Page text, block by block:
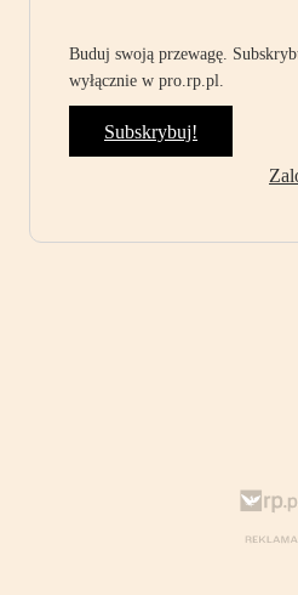
Buduj swoją przewagę.
wyłącznie w pro.rp.pl.
Subskrybuj!